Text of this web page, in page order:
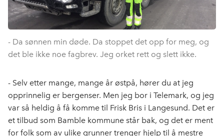
- Da sønnen min døde. Da stoppet det opp for meg, og
det ble ikke noe fagbrev. Jeg orket rett og slett ikke.
- Selv etter mange, mange år østpå, hører du at jeg
opprinnelig er bergenser. Men jeg bor i Telemark, og jeg
var så heldig å få komme til Frisk Bris i Langesund. Det er
et tilbud som Bamble kommune står bak, og det er ment
for folk som av ulike grunner trenger hjelp til å mestre